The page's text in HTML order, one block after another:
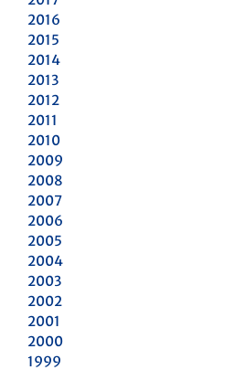
2016
2015
2014
2013
2012
2011
2010
2009
2008
2007
2006
2005
2004
2003
2002
2001
2000
1999